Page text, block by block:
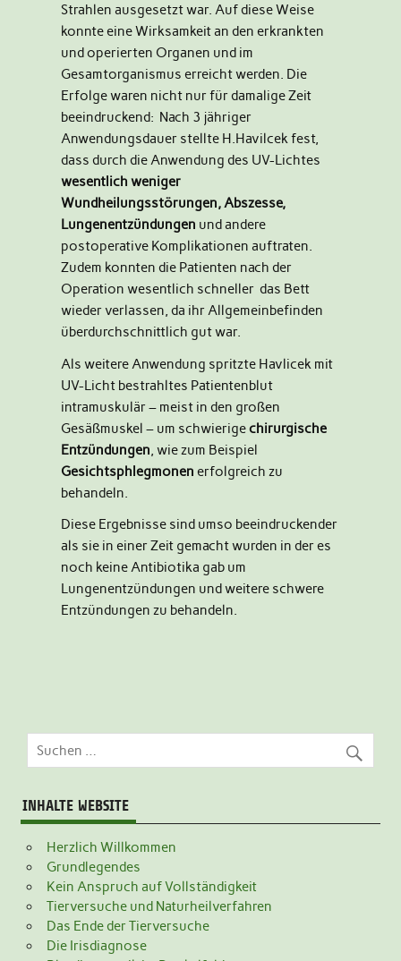
Strahlen ausgesetzt war. Auf diese Weise
konnte eine Wirksamkeit an den erkrankten
und operierten Organen und im
Gesamtorganismus erreicht werden. Die
Erfolge waren nicht nur für damalige Zeit
beeindruckend: Nach 3 jähriger
Anwendungsdauer stellte H.Havilcek fest,
dass durch die Anwendung des UV-Lichtes
wesentlich weniger
Wundheilungsstörungen, Abszesse,
Lungenentzündungen und andere
postoperative Komplikationen auftraten.
Zudem konnten die Patienten nach der
Operation wesentlich schneller das Bett
wieder verlassen, da ihr Allgemeinbefinden
überdurchschnittlich gut war.
Als weitere Anwendung spritzte Havlicek mit
UV-Licht bestrahltes Patientenblut
intramuskulär – meist in den großen
Gesäßmuskel – um schwierigechirurgische
Entzündungen, wie zum Beispiel
Gesichtsphlegmonen erfolgreich zu
behandeln.
Diese Ergebnisse sind umso beeindruckender
als sie in einer Zeit gemacht wurden in der es
noch keine Antibiotika gab um
Lungenentzündungen und weitere schwere
Entzündungen zu behandeln.
INHALTE WEBSITE
Herzlich Willkommen
Grundlegendes
Kein Anspruch auf Vollständigkeit
Tierversuche und Naturheilverfahren
Das Ende der Tierversuche
Die Irisdiagnose